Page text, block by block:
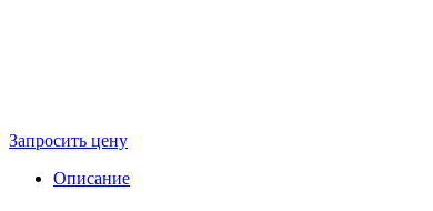
Запросить цену
Описание